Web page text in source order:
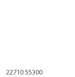
22710 55300